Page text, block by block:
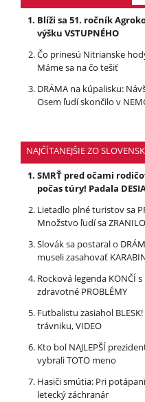
Blíži sa 51. ročník
výšku VSTUPNÉHO
Čo prinesú Nitrianske
Máme sa na čo tešiť
DRÁMA na kúpalisku:
Osem ľudí skončilo v
NAJČÍTANEJŠIE ZO
SMRŤ pred očami
počas túry! Padala
Lietadlo plné turistov sa
Množstvo ľudí sa ZRANILO
Slovák sa postaral o
museli zasahovať
Rocková legenda KONČÍ
zdravotné PROBLÉMY
Futbalistu zasiahol
trávniku, VIDEO
Kto bol NAJLEPŠÍ
vybrali TOTO meno
Hasiči smútia: Pri
letecký záchranár